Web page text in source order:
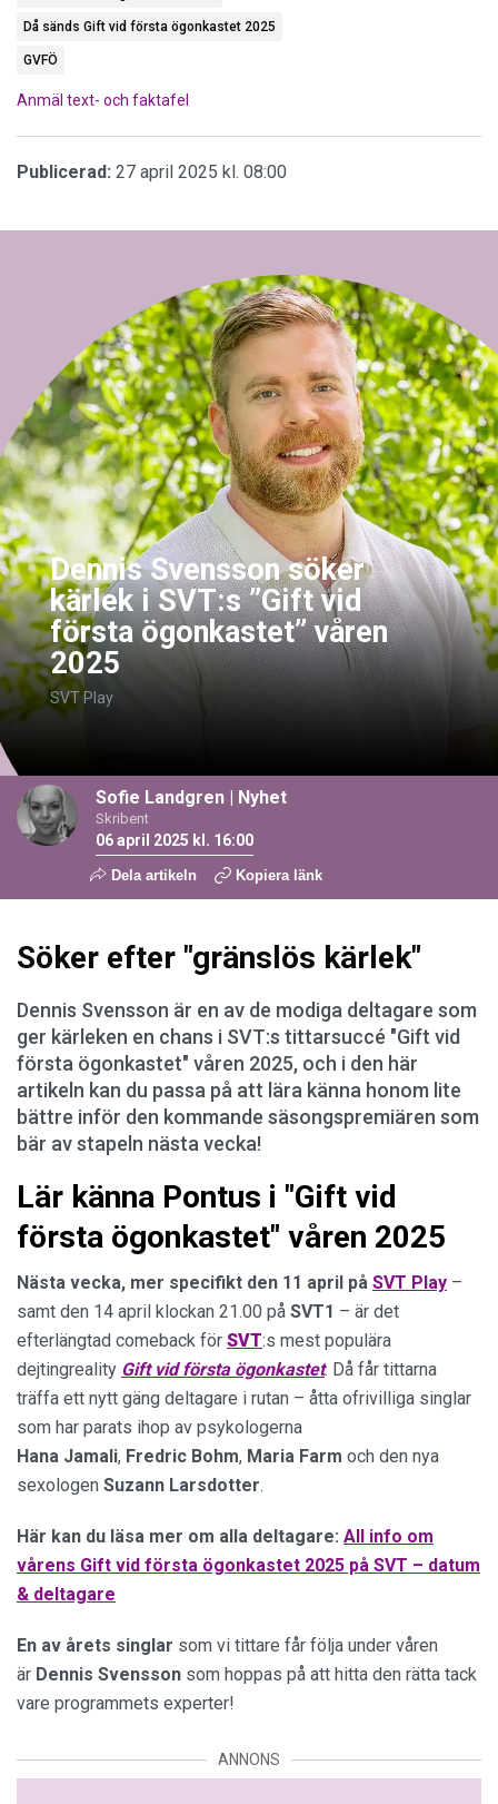
Då sänds Gift vid första ögonkastet 2025
GVFÖ
Anmäl text- och faktafel
Publicerad: 27 april 2025 kl. 08:00
Dennis Svensson söker
kärlek i SVT:s ”Gift vid
första ögonkastet” våren
2025
SVT Play
Sofie Landgren | Nyhet
Skribent
06 april 2025 kl. 16:00
Dela artikeln Kopiera länk
Söker efter "gränslös kärlek"
Dennis Svensson är en av de modiga deltagare som
ger kärleken en chans i SVT:s tittarsuccé "Gift vid
första ögonkastet" våren 2025, och i den här
artikeln kan du passa på att lära känna honom lite
bättre inför den kommande säsongspremiären som
bär av stapeln nästa vecka!
Lär känna Pontus i "Gift vid
första ögonkastet" våren 2025
Nästa vecka, mer specifikt den 11 april på SVT Play –
samt den 14 april klockan 21.00 på SVT1 – är det
efterlängtad comeback för SVT:s mest populära
dejtingreality Gift vid första ögonkastet. Då får tittarna
träffa ett nytt gäng deltagare i rutan – åtta ofrivilliga singlar
som har parats ihop av psykologerna
Hana Jamali, Fredric Bohm, Maria Farm och den nya
sexologen Suzann Larsdotter.
Här kan du läsa mer om alla deltagare: All info om
vårens Gift vid första ögonkastet 2025 på SVT – datum
& deltagare
En av årets singlar som vi tittare får följa under våren
är Dennis Svensson som hoppas på att hitta den rätta tack
vare programmets experter!
ANNONS